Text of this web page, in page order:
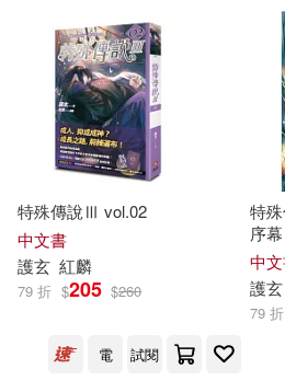
特殊傳說Ⅲ vol.02
中文書
護玄 紅麟
79 折 $205 $260
電 試閱
特
序幕
中
護玄
79 折